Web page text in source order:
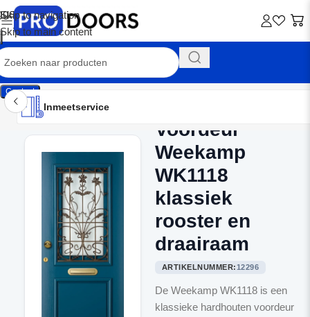
Skip to navigation
Skip to main content
Contact
Inmeetservice
Montageservice
Advies op maat
Showroom
Inmeetservice
Voordeur
Weekamp
WK1118
klassiek
rooster en
draairaam
ARTIKELNUMMER:12296
De Weekamp WK1118 is een
klassieke hardhouten voordeur